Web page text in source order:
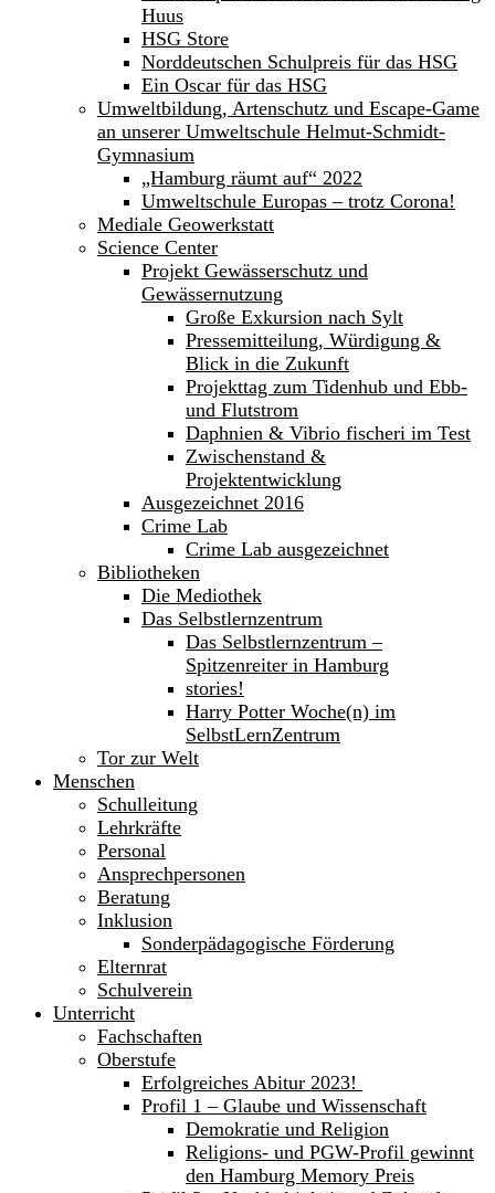
Huus
HSG Store
Norddeutschen Schulpreis für das HSG
Ein Oscar für das HSG
Umweltbildung, Artenschutz und Escape-Game
an unserer Umweltschule Helmut-Schmidt-
Gymnasium
„Hamburg räumt auf“ 2022
Umweltschule Europas – trotz Corona!
Mediale Geowerkstatt
Science Center
Projekt Gewässerschutz und
Gewässernutzung
Große Exkursion nach Sylt
Pressemitteilung, Würdigung &
Blick in die Zukunft
Projekttag zum Tidenhub und Ebb-
und Flutstrom
Daphnien & Vibrio fischeri im Test
Zwischenstand &
Projektentwicklung
Ausgezeichnet 2016
Crime Lab
Crime Lab ausgezeichnet
Bibliotheken
Die Mediothek
Das Selbstlernzentrum
Das Selbstlernzentrum –
Spitzenreiter in Hamburg
stories!
Harry Potter Woche(n) im
SelbstLernZentrum
Tor zur Welt
Menschen
Schulleitung
Lehrkräfte
Personal
Ansprechpersonen
Beratung
Inklusion
Sonderpädagogische Förderung
Elternrat
Schulverein
Unterricht
Fachschaften
Oberstufe
Erfolgreiches Abitur 2023!
Profil 1 – Glaube und Wissenschaft
Demokratie und Religion
Religions- und PGW-Profil gewinnt
den Hamburg Memory Preis